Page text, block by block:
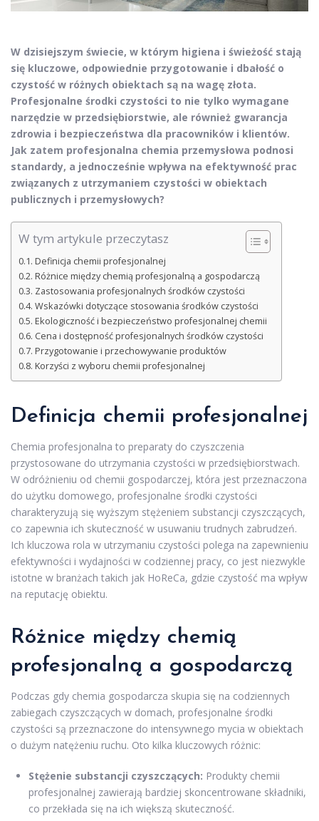
W dzisiejszym świecie, w którym higiena i świeżość stają
się kluczowe, odpowiednie przygotowanie i dbałość o
czystość w różnych obiektach są na wagę złota.
Profesjonalne środki czystości to nie tylko wymagane
narzędzie w przedsiębiorstwie, ale również gwarancja
zdrowia i bezpieczeństwa dla pracowników i klientów.
Jak zatem profesjonalna chemia przemysłowa podnosi
standardy, a jednocześnie wpływa na efektywność prac
związanych z utrzymaniem czystości w obiektach
publicznych i przemysłowych?
W tym artykule przeczytasz
Definicja chemii profesjonalnej
Różnice między chemią profesjonalną a gospodarczą
Zastosowania profesjonalnych środków czystości
Wskazówki dotyczące stosowania środków czystości
Ekologiczność i bezpieczeństwo profesjonalnej chemii
Cena i dostępność profesjonalnych środków czystości
Przygotowanie i przechowywanie produktów
Korzyści z wyboru chemii profesjonalnej
Definicja chemii profesjonalnej
Chemia profesjonalna to preparaty do czyszczenia
przystosowane do utrzymania czystości w przedsiębiorstwach.
W odróżnieniu od chemii gospodarczej, która jest przeznaczona
do użytku domowego, profesjonalne środki czystości
charakteryzują się wyższym stężeniem substancji czyszczących,
co zapewnia ich skuteczność w usuwaniu trudnych zabrudzeń.
Ich kluczowa rola w utrzymaniu czystości polega na zapewnieniu
efektywności i wydajności w codziennej pracy, co jest niezwykle
istotne w branżach takich jak HoReCa, gdzie czystość ma wpływ
na reputację obiektu.
Różnice między chemią
profesjonalną a gospodarczą
Podczas gdy chemia gospodarcza skupia się na codziennych
zabiegach czyszczących w domach, profesjonalne środki
czystości są przeznaczone do intensywnego mycia w obiektach
o dużym natężeniu ruchu. Oto kilka kluczowych różnic:
Stężenie substancji czyszczących: Produkty chemii
profesjonalnej zawierają bardziej skoncentrowane składniki,
co przekłada się na ich większą skuteczność.